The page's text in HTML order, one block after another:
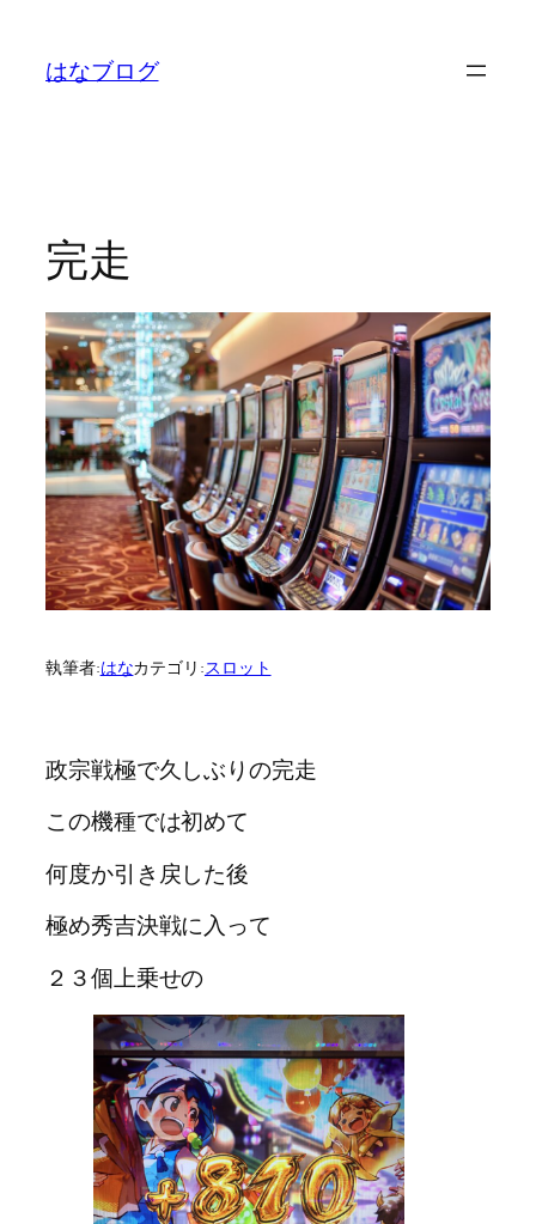
はなブログ
完走
執筆者:はなカテゴリ:スロット
政宗戦極で久しぶりの完走
この機種では初めて
何度か引き戻した後
極め秀吉決戦に入って
２３個上乗せの